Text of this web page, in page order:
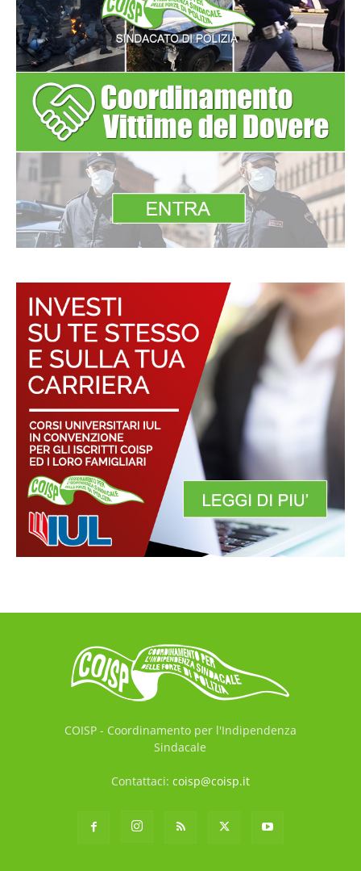
COISP - Coordinamento per l'Indipendenza
Sindacale
Contattaci: coisp@coisp.it